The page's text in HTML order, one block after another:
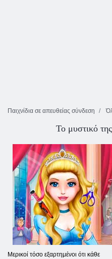
Παιχνίδια σε απευθείας σύνδεση
Το μυστικό
Μερικοί τόσο εξαρτημένοι ότι κάθε